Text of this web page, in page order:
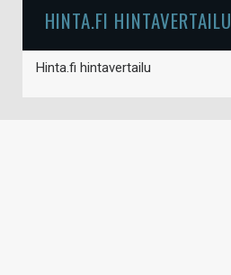
HINTA.FI HINTAVERTAILU
Hinta.fi hintavertailu